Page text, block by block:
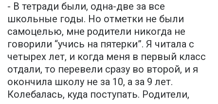
- В тетради были, одна-две за все
школьные годы. Но отметки не были
самоцелью, мне родители никогда не
говорили “учись на пятерки”. Я читала с
четырех лет, и когда меня в первый класс
отдали, то перевели сразу во второй, и я
окончила школу не за 10, а за 9 лет.
Колебалась, куда поступать. Родители,